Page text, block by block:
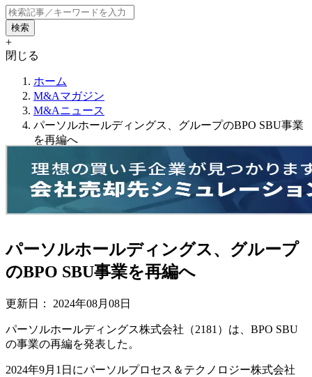
+
閉じる
ホーム
M&Aマガジン
M&Aニュース
パーソルホールディングス、グループのBPO SBU事業
を再編へ
パーソルホールディングス、グループ
のBPO SBU事業を再編へ
更新日： 2024年08月08日
パーソルホールディングス株式会社（2181）は、BPO SBU
の事業の再編を発表した。
2024年9月1日にパーソルプロセス＆テクノロジー株式会社